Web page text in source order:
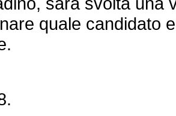
quale candidato